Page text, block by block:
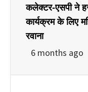
कलेक्टर-एसपी ने
कार्यक्रम के लिए
रवाना
6 months ago